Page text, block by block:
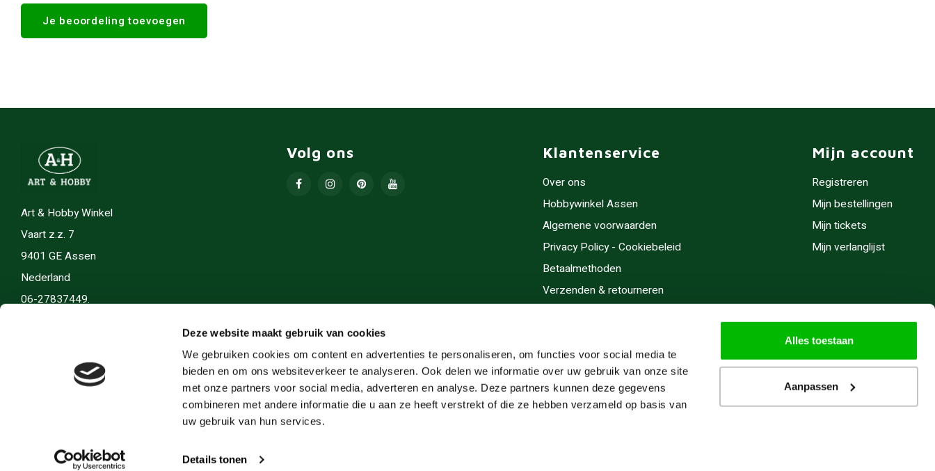
Deze website maakt gebruik van cookies
We gebruiken cookies om content en advertenties te personaliseren, om functies voor social media te
bieden en om ons websiteverkeer te analyseren. Ook delen we informatie over uw gebruik van onze site
met onze partners voor social media, adverteren en analyse. Deze partners kunnen deze gegevens
combineren met andere informatie die u aan ze heeft verstrekt of die ze hebben verzameld op basis van
uw gebruik van hun services.
Details tonen
Alles toestaan
Aanpassen
Je beoordeling toevoegen
Art & Hobby Winkel
Vaart z.z. 7
9401 GE Assen
Nederland
06-27837449.
Volg ons Klantenservice
Over ons
Hobbywinkel Assen
Algemene voorwaarden
Privacy Policy - Cookiebeleid
Betaalmethoden
Verzenden & retourneren
Cadeaubonnen
Inlijsten
Servicegebieden
Mijn account
Registreren
Mijn bestellingen
Mijn tickets
Mijn verlanglijst